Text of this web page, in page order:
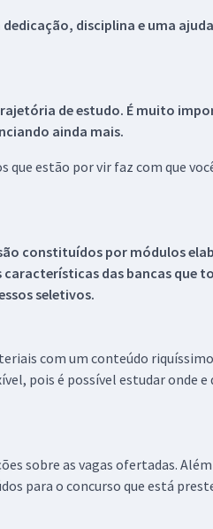
disciplina e uma
de estudo. É muito
ainda mais.
que estão por vir faz com que
constituídos por módulos
das bancas que
seletivos.
com um conteúdo
pois é possível estudar onde e
sobre as vagas ofertadas.
para o concurso que está